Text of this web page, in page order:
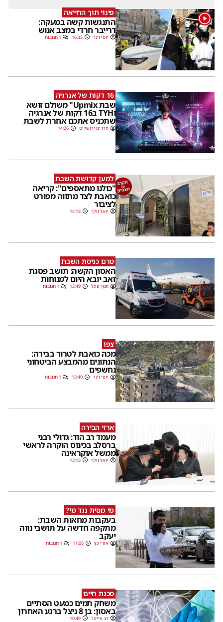
1 פינוי תוך החייאה
התנגשות קשה במעקה:
דרייבר חרדי במצב אנוש
יוסי וינר 16:35 1 תגובות
16 דקות של אנרגיה
שבת Upmix" משולם זושא
וTYH ב16 דקות של אנרגיה
שתכניס אתכם אחרת לשבת
חרדים ירושלים 14:26
למען קדושת השבת
"כולנו מתאספים": קריאה
כואבת לצד מתווה מפורט
לציבור
יואל וולך 14:13
טרם כניסת השבת
האסון הקשה: תושב פסגת
זאב יובא היום למנוחות
חנוך פוגל 13:49 1 תגובות
צפו
מכה כואבת לטרור בבירה:
הנתונים מהמבצע הביטחוני
נחשפים
יוסי וינר 13:40 1 תגובות
ארזי הבירה
מעמד רב הוד: גדולי רבני
ברסלב בכינוס הוקרה לראשי
ממשל אוקראינה
יואל וולך 13:15
מי מסית נגד מי?
בעקבות מחאות השבת:
מתקפה חדשה על תושבי נווה
יעקב
אורי כץ 11:08 1 תגובות
סכנת חיים
משחק תמים כמעט הסתיים
באסון: בן 8 ניצל ברגע האחרון
דב אייזנר 10:49